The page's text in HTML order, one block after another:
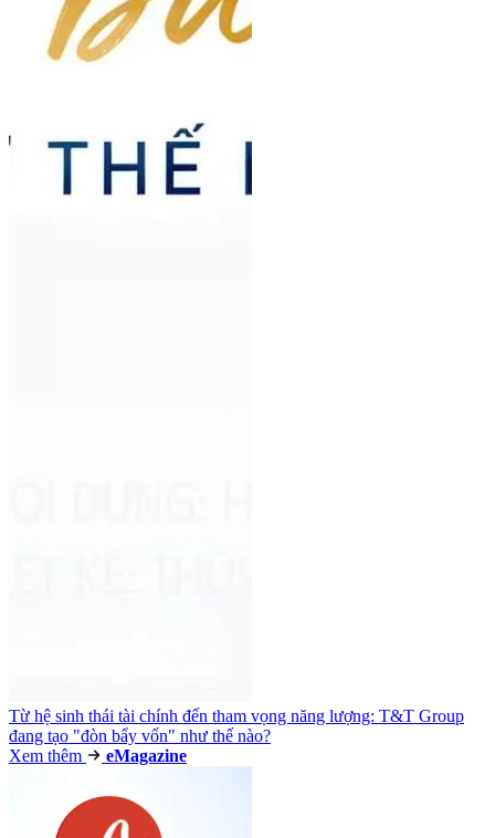
Từ hệ sinh thái tài chính đến tham vọng năng lượng: T&T Group
đang tạo "đòn bẩy vốn" như thế nào?
Xem thêm
eMagazine